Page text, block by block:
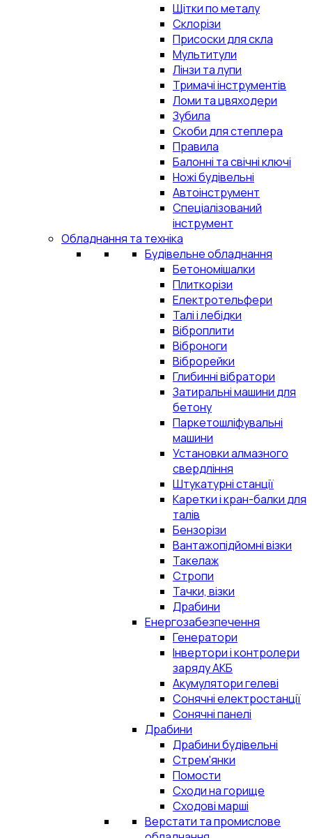
Щітки по металу
Склорізи
Присоски для скла
Мультитули
Лінзи та лупи
Тримачі інструментів
Ломи та цвяходери
Зубила
Скоби для степлера
Правила
Балонні та свічні ключі
Ножі будівельні
Автоінструмент
Спеціалізований
інструмент
Обладнання та техніка
Будівельне обладнання
Бетономішалки
Плиткорізи
Електротельфери
Талі і лебідки
Віброплити
Віброноги
Віброрейки
Глибинні вібратори
Затиральні машини для
бетону
Паркетошліфувальні
машини
Установки алмазного
свердління
Штукатурні станції
Каретки і кран-балки для
талів
Бензорізи
Вантажопідйомні візки
Такелаж
Стропи
Тачки, візки
Драбини
Енергозабезпечення
Генератори
Інвертори і контролери
заряду АКБ
Акумулятори гелеві
Сонячні електростанції
Сонячні панелі
Драбини
Драбини будівельні
Стрем'янки
Помости
Сходи на горище
Сходові марші
Верстати та промислове